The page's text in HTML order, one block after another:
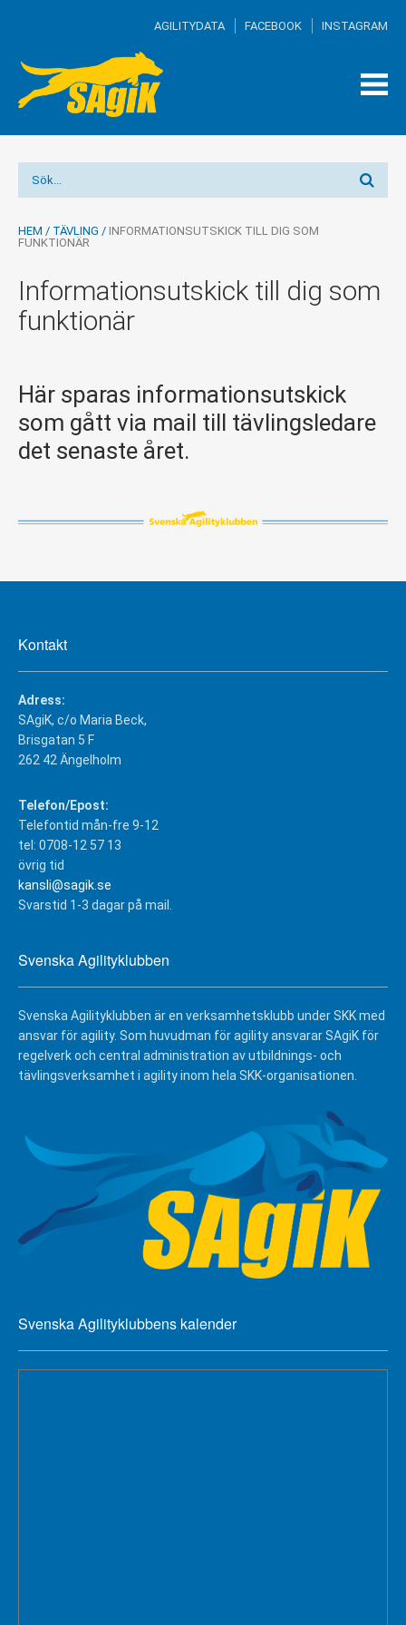
AGILITYDATA FACEBOOK INSTAGRAM
HEM / TÄVLING / INFORMATIONSUTSKICK TILL DIG SOM
FUNKTIONÄR
Informationsutskick till dig som
funktionär
Här sparas informationsutskick
som gått via mail till tävlingsledare
det senaste året.
Kontakt
Adress:
SAgiK, c/o Maria Beck,
Brisgatan 5 F
262 42 Ängelholm
Telefon/Epost:
Telefontid mån-fre 9-12
tel: 0708-12 57 13
övrig tid
kansli@sagik.se
Svarstid 1-3 dagar på mail.
Svenska Agilityklubben
Svenska Agilityklubben är en verksamhetsklubb under SKK med
ansvar för agility. Som huvudman för agility ansvarar SAgiK för
regelverk och central administration av utbildnings- och
tävlingsverksamhet i agility inom hela SKK-organisationen.
Svenska Agilityklubbens kalender